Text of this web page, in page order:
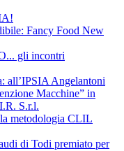
Fancy Food New
gli incontri
all’IPSIA Angelantoni
Macchine” in
S.r.l.
metodologia CLIL
di Todi premiato per